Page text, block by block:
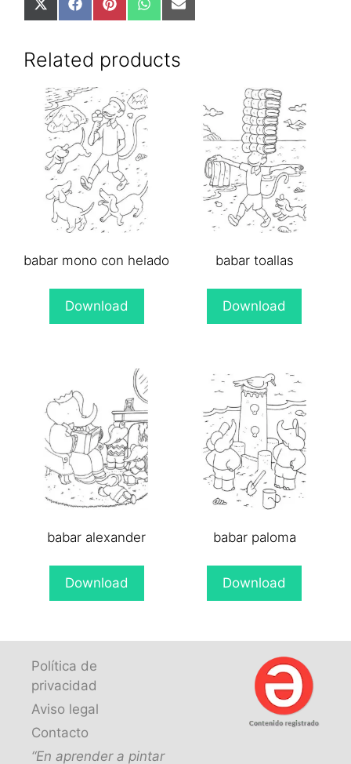
Share
on
(Twitter)
Share
on
Share
on
Share
on
Share
on
Related products
babar mono con helado
Download
babar toallas
Download
babar alexander
Download
babar paloma
Download
Política de
privacidad
Aviso legal
Contacto
“En aprender a pintar